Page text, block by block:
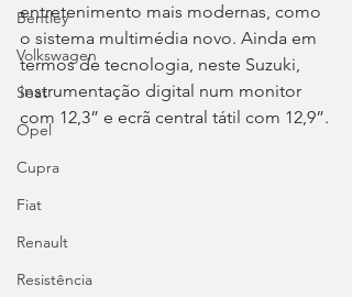
Bentley
Volkswagen
Seat
Opel
Cupra
Fiat
Renault
Resistência
entretenimento mais modernas, como
o sistema multimédia novo. Ainda em
termos de tecnologia, neste Suzuki,
instrumentação digital num monitor
com 12,3” e ecrã central tátil com 12,9”.